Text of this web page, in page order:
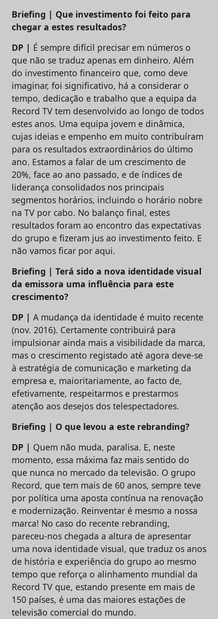
Briefing | Que investimento foi feito para
chegar a estes resultados?
DP | É sempre difícil precisar em números o
que não se traduz apenas em dinheiro. Além
do investimento financeiro que, como deve
imaginar, foi significativo, há a considerar o
tempo, dedicação e trabalho que a equipa da
Record TV tem desenvolvido ao longo de todos
estes anos. Uma equipa jovem e dinâmica,
cujas ideias e empenho em muito contribuíram
para os resultados extraordinários do último
ano. Estamos a falar de um crescimento de
20%, face ao ano passado, e de índices de
liderança consolidados nos principais
segmentos horários, incluindo o horário nobre
na TV por cabo. No balanço final, estes
resultados foram ao encontro das expectativas
do grupo e fizeram jus ao investimento feito. E
não vamos ficar por aqui.
Briefing | Terá sido a nova identidade visual
da emissora uma influência para este
crescimento?
DP | A mudança da identidade é muito recente
(nov. 2016). Certamente contribuirá para
impulsionar ainda mais a visibilidade da marca,
mas o crescimento registado até agora deve-se
à estratégia de comunicação e marketing da
empresa e, maioritariamente, ao facto de,
efetivamente, respeitarmos e prestarmos
atenção aos desejos dos telespectadores.
Briefing | O que levou a este rebranding?
DP | Quem não muda, paralisa. E, neste
momento, essa máxima faz mais sentido do
que nunca no mercado da televisão. O grupo
Record, que tem mais de 60 anos, sempre teve
por política uma aposta contínua na renovação
e modernização. Reinventar é mesmo a nossa
marca! No caso do recente rebranding,
pareceu-nos chegada a altura de apresentar
uma nova identidade visual, que traduz os anos
de história e experiência do grupo ao mesmo
tempo que reforça o alinhamento mundial da
Record TV que, estando presente em mais de
150 países, é uma das maiores estações de
televisão comercial do mundo.